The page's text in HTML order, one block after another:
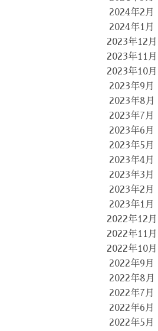
2024年2月
2024年1月
2023年12月
2023年11月
2023年10月
2023年9月
2023年8月
2023年7月
2023年6月
2023年5月
2023年4月
2023年3月
2023年2月
2023年1月
2022年12月
2022年11月
2022年10月
2022年9月
2022年8月
2022年7月
2022年6月
2022年5月